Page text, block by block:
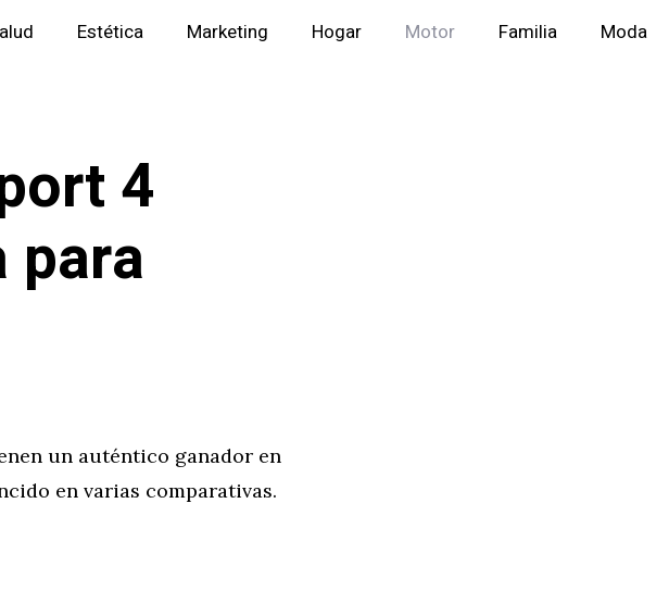
Estética Marketing Hogar Motor Familia Moda
4
para
un auténtico ganador en
en varias comparativas.